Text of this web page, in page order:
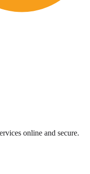
online and secure.